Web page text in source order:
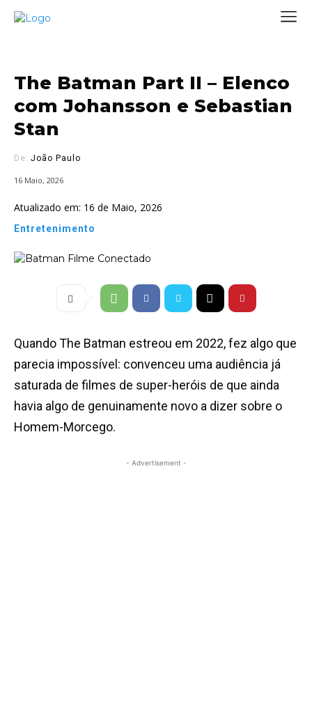
The Batman Part II – Elenco
com Johansson e Sebastian
Stan
De: João Paulo
16 Maio, 2026
Atualizado em: 16 de Maio, 2026
Entretenimento
Quando The Batman estreou em 2022, fez algo que
parecia impossível: convenceu uma audiência já
saturada de filmes de super-heróis de que ainda
havia algo de genuinamente novo a dizer sobre o
Homem-Morcego.
- Advertisement -